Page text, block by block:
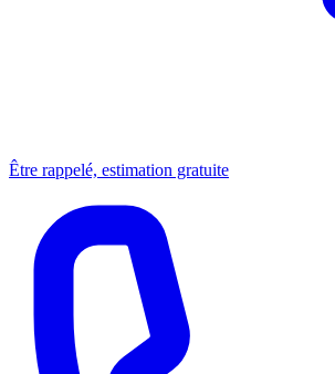
Être rappelé, estimation gratuite